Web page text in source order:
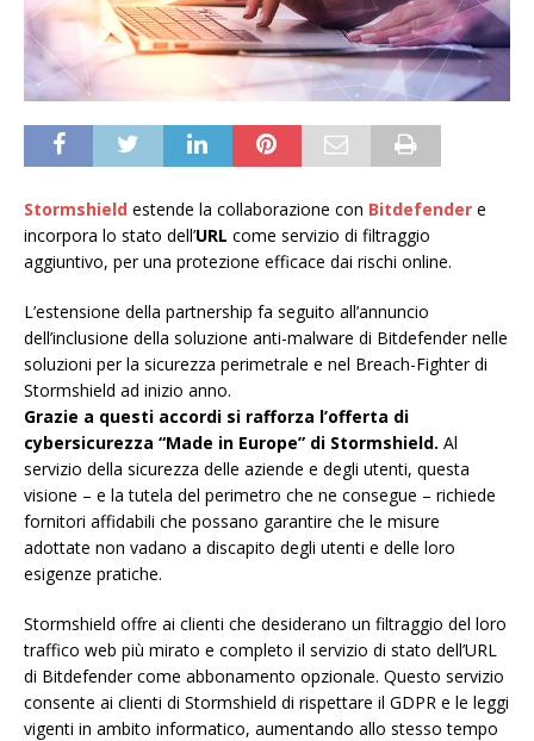
Stormshield estende la collaborazione con Bitdefender e
incorpora lo stato dell’URL come servizio di filtraggio
aggiuntivo, per una protezione efficace dai rischi online.
L’estensione della partnership fa seguito all’annuncio
dell’inclusione della soluzione anti-malware di Bitdefender nelle
soluzioni per la sicurezza perimetrale e nel Breach-Fighter di
Stormshield ad inizio anno.
Grazie a questi accordi si rafforza l’offerta di
cybersicurezza “Made in Europe” di Stormshield. Al
servizio della sicurezza delle aziende e degli utenti, questa
visione – e la tutela del perimetro che ne consegue – richiede
fornitori affidabili che possano garantire che le misure
adottate non vadano a discapito degli utenti e delle loro
esigenze pratiche.
Stormshield offre ai clienti che desiderano un filtraggio del loro
traffico web più mirato e completo il servizio di stato dell’URL
di Bitdefender come abbonamento opzionale. Questo servizio
consente ai clienti di Stormshield di rispettare il GDPR e le leggi
vigenti in ambito informatico, aumentando allo stesso tempo